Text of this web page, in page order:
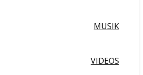
MUSIK
VIDEOS